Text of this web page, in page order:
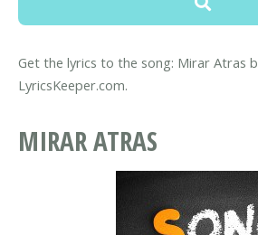
Get the lyrics to the song: Mirar Atras
LyricsKeeper.com.
MIRAR ATRAS